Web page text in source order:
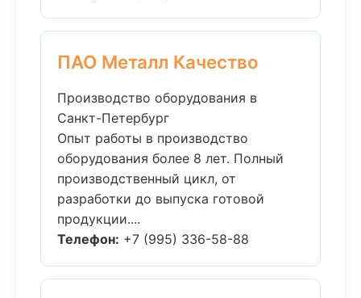
ПАО Металл Качество
Производство оборудования в
Санкт-Петербург
Опыт работы в производство
оборудования более 8 лет. Полный
производственный цикл, от
разработки до выпуска готовой
продукции....
Телефон: +7 (995) 336-58-88